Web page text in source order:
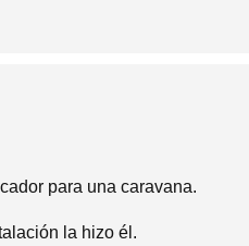
para una caravana.
la hizo él.